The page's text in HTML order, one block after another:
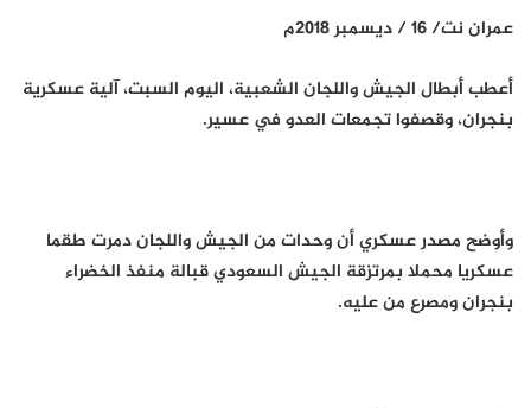
عمران نت/ 16 / ديسمبر 2018م
أعطب أبطال الجيش واللجان الشعبية، اليوم السبت، آلية عسكرية
بنجران، وقصفوا تجمعات العدو في عسير.
وأوضح مصدر عسكري أن وحدات من الجيش واللجان دمرت طقما
عسكريا محملا بمرتزقة الجيش السعودي قبالة منفذ الخضراء
بنجران ومصرع من عليه.